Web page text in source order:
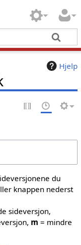
Hjelp
du
knappen nederst
sideversjon,
m = mindre